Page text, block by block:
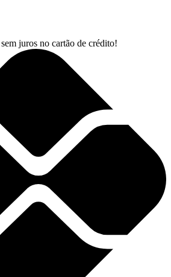
sem juros no cartão de crédito!